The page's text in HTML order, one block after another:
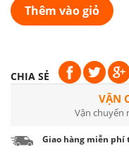
Thêm vào giỏ
CHIA SẺ
VẬN
Vận chuyển
Giao hàng miễn phí